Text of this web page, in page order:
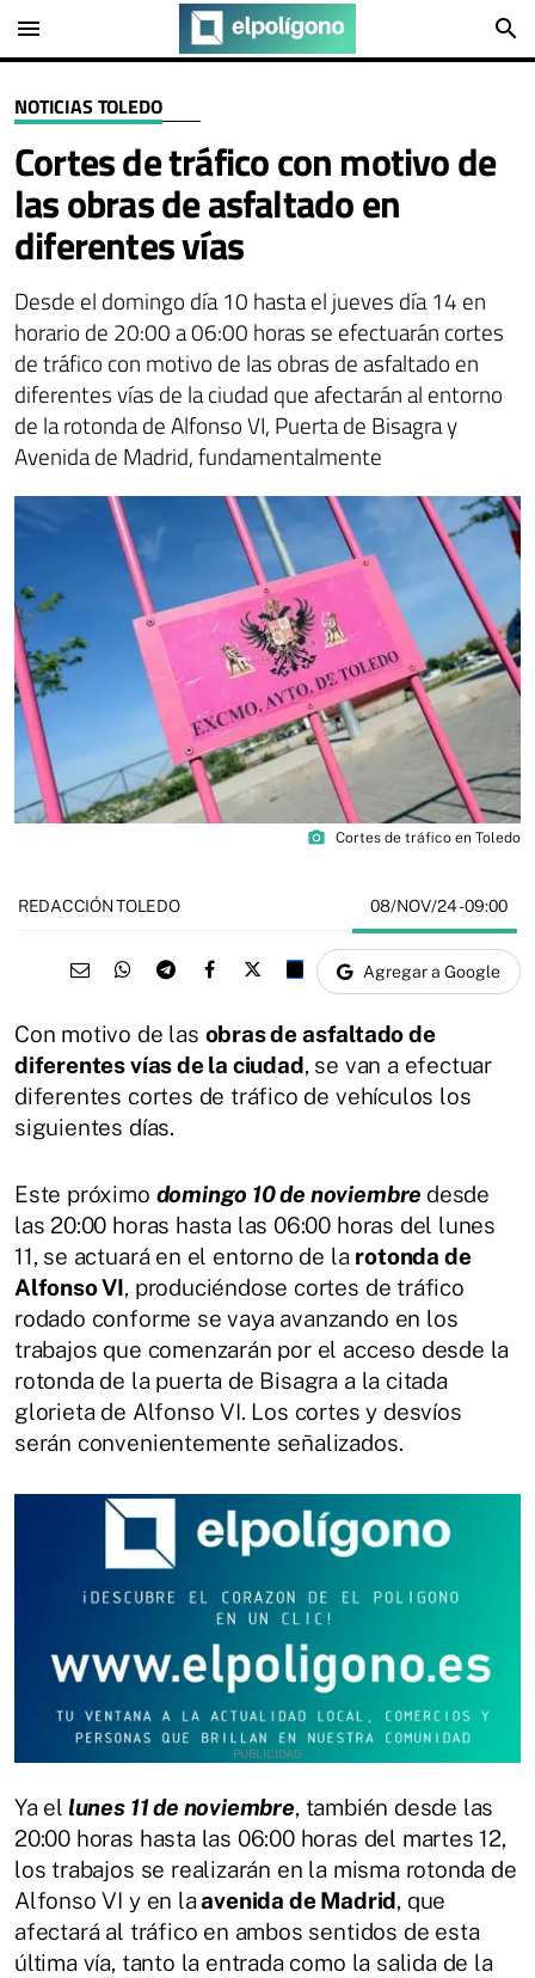
menu search
NOTICIAS TOLEDO
Cortes de tráfico con motivo de
las obras de asfaltado en
diferentes vías
Desde el domingo día 10 hasta el jueves día 14 en
horario de 20:00 a 06:00 horas se efectuarán cortes
de tráfico con motivo de las obras de asfaltado en
diferentes vías de la ciudad que afectarán al entorno
de la rotonda de Alfonso VI, Puerta de Bisagra y
Avenida de Madrid, fundamentalmente
photo_camera Cortes de tráfico en Toledo
REDACCIÓN TOLEDO 08/NOV/24- 09:00
Agregar a Google
Con motivo de las obras de asfaltado de
diferentes vías de la ciudad, se van a efectuar
diferentes cortes de tráfico de vehículos los
siguientes días.
Este próximo domingo 10 de noviembre desde
las 20:00 horas hasta las 06:00 horas del lunes
11, se actuará en el entorno de la rotonda de
Alfonso VI, produciéndose cortes de tráfico
rodado conforme se vaya avanzando en los
trabajos que comenzarán por el acceso desde la
rotonda de la puerta de Bisagra a la citada
glorieta de Alfonso VI. Los cortes y desvíos
serán convenientemente señalizados.
Ya el lunes 11 de noviembre, también desde las
20:00 horas hasta las 06:00 horas del martes 12,
los trabajos se realizarán en la misma rotonda de
Alfonso VI y en laavenida de Madrid, que
afectará al tráfico en ambos sentidos de esta
última vía, tanto la entrada como la salida de la